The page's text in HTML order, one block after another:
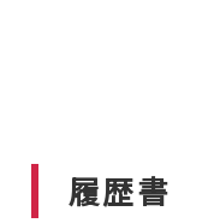
履歴書